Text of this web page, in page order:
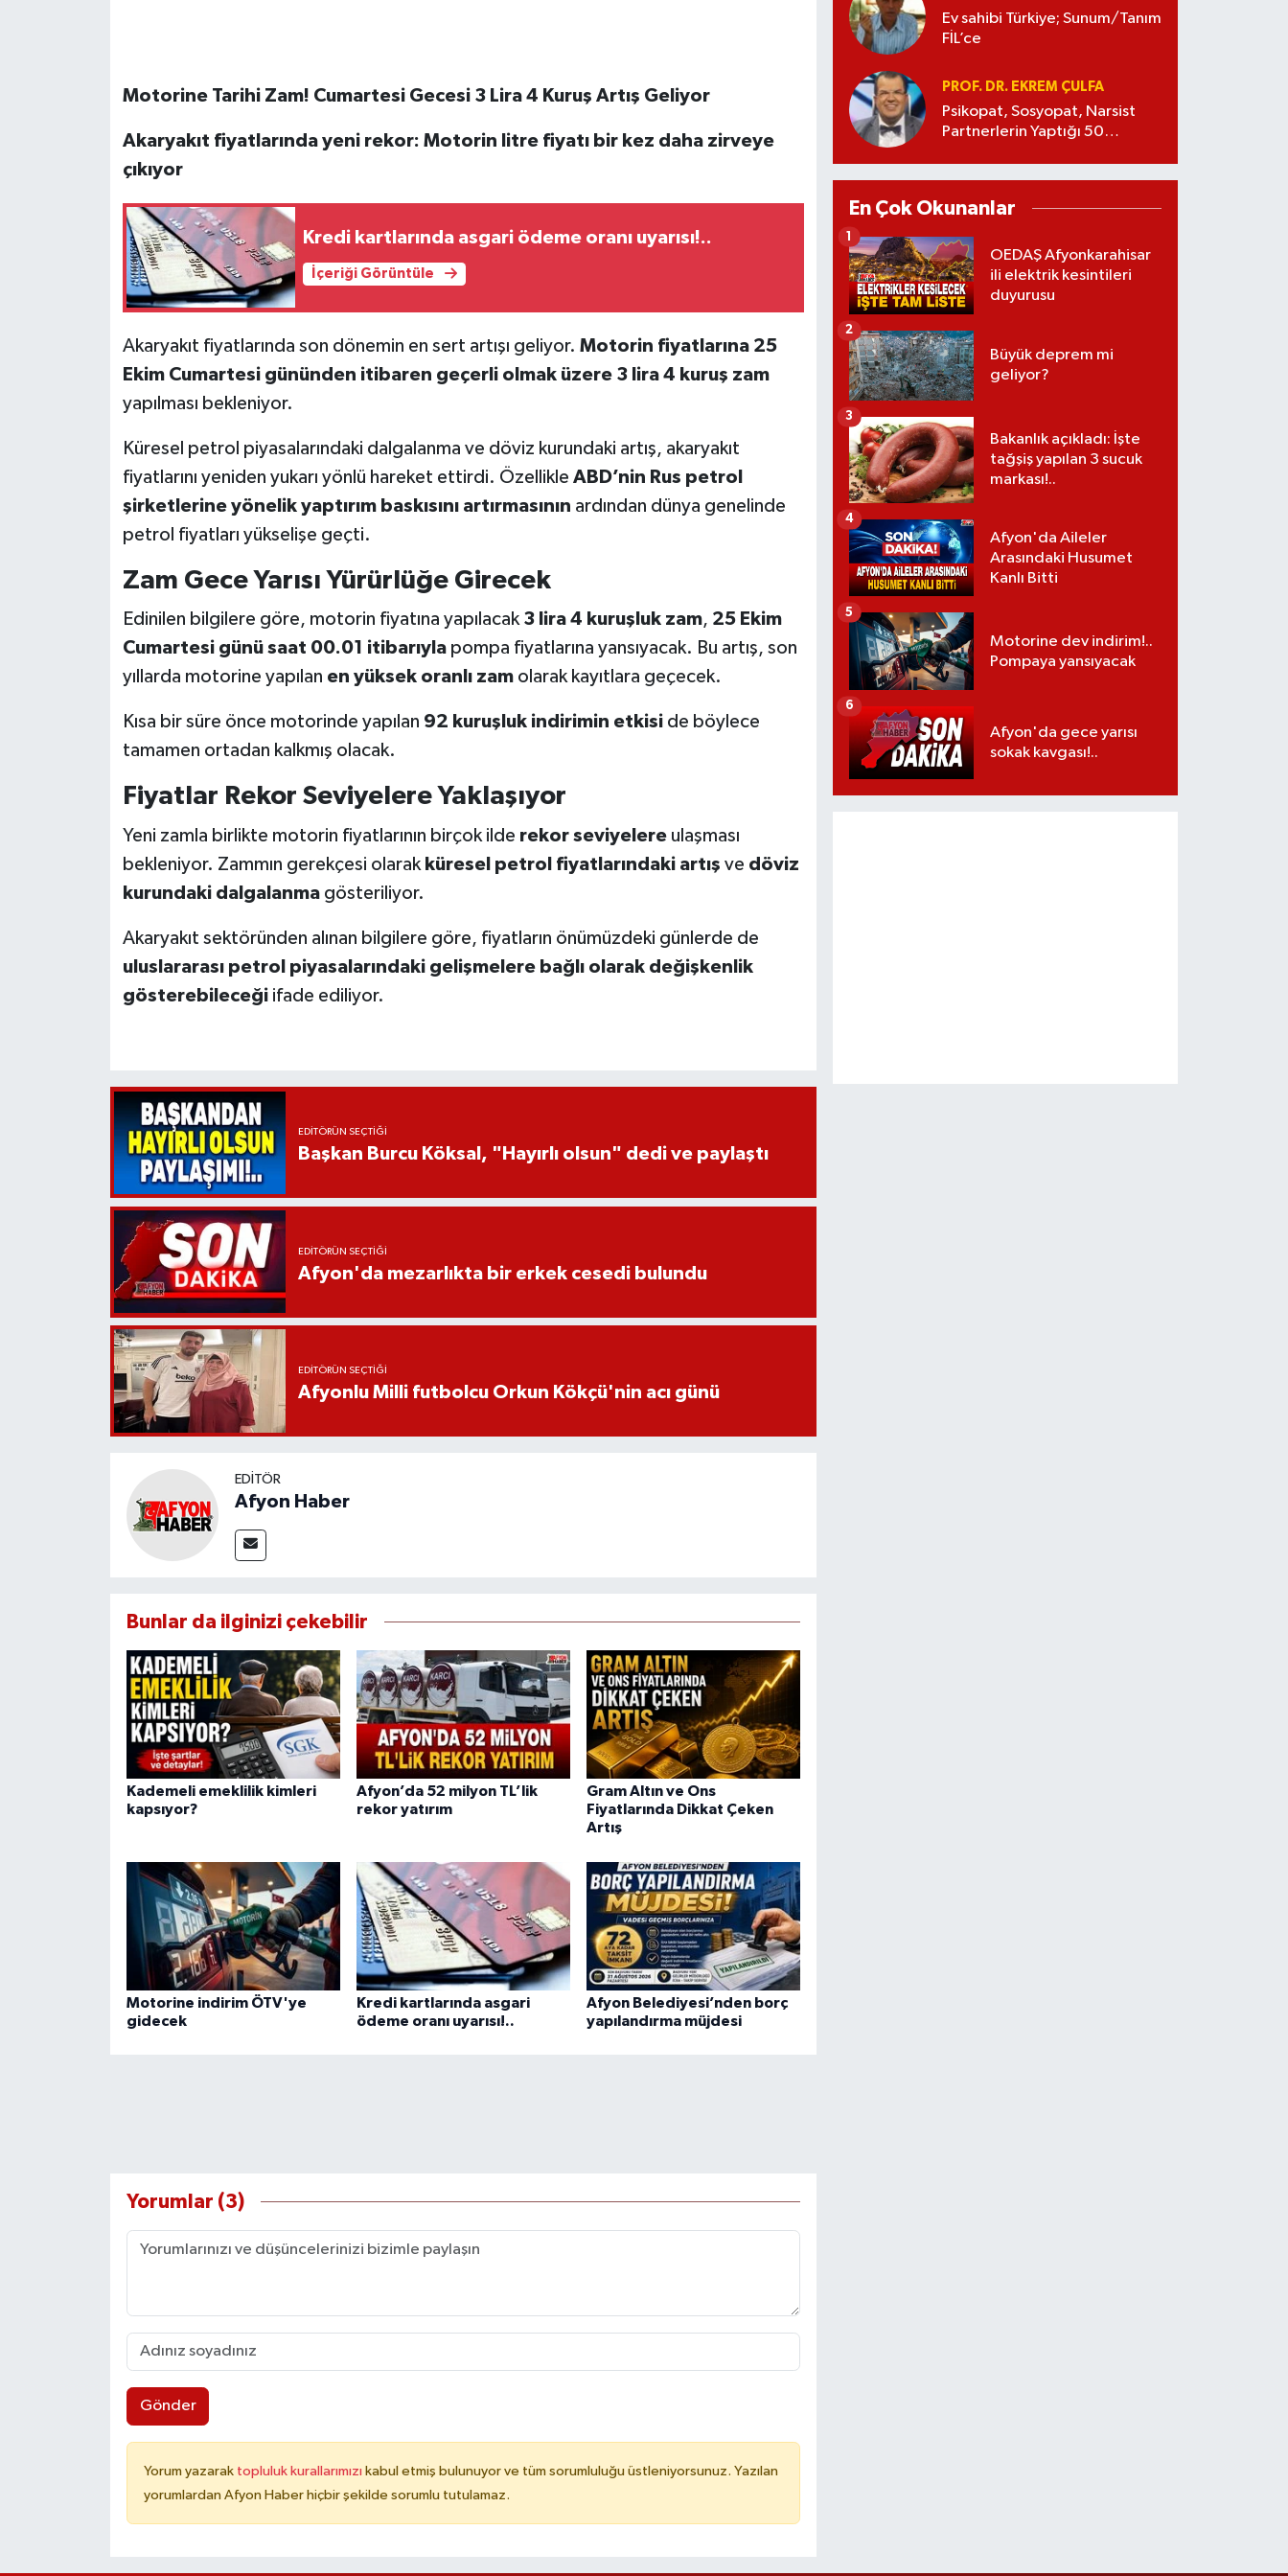
Motorine Tarihi Zam! Cumartesi Gecesi 3 Lira 4 Kuruş Artış Geliyor
Akaryakıt fiyatlarında yeni rekor: Motorin litre fiyatı bir kez daha zirveye
çıkıyor
Kredi kartlarında asgari ödeme oranı uyarısı!..
İçeriği Görüntüle
Akaryakıt fiyatlarında son dönemin en sert artışı geliyor. Motorin fiyatlarına 25
Ekim Cumartesi gününden itibaren geçerli olmak üzere 3 lira 4 kuruş zam
yapılması bekleniyor.
Küresel petrol piyasalarındaki dalgalanma ve döviz kurundaki artış, akaryakıt
fiyatlarını yeniden yukarı yönlü hareket ettirdi. Özellikle ABD’nin Rus petrol
şirketlerine yönelik yaptırım baskısını artırmasının ardından dünya genelinde
petrol fiyatları yükselişe geçti.
Zam Gece Yarısı Yürürlüğe Girecek
Edinilen bilgilere göre, motorin fiyatına yapılacak 3 lira 4 kuruşluk zam, 25 Ekim
Cumartesi günü saat 00.01 itibarıylapompa fiyatlarına yansıyacak. Bu artış, son
yıllarda motorine yapılan en yüksek oranlı zamolarak kayıtlara geçecek.
Kısa bir süre önce motorinde yapılan 92 kuruşluk indirimin etkiside böylece
tamamen ortadan kalkmış olacak.
Fiyatlar Rekor Seviyelere Yaklaşıyor
Yeni zamla birlikte motorin fiyatlarının birçok ilde rekor seviyelereulaşması
bekleniyor. Zammın gerekçesi olarak küresel petrol fiyatlarındaki artış ve döviz
kurundaki dalgalanmagösteriliyor.
Akaryakıt sektöründen alınan bilgilere göre, fiyatların önümüzdeki günlerde de
uluslararası petrol piyasalarındaki gelişmelere bağlı olarak değişkenlik
gösterebileceğiifade ediliyor.
EDITÖRÜN SEÇTIĞI
Başkan Burcu Köksal, "Hayırlı olsun" dedi ve paylaştı
EDITÖRÜN SEÇTIĞI
Afyon'da mezarlıkta bir erkek cesedi bulundu
EDITÖRÜN SEÇTIĞI
Afyonlu Milli futbolcu Orkun Kökçü'nin acı günü
EDITÖR
Afyon Haber
Bunlar da ilginizi çekebilir
Kademeli emeklilik kimleri
kapsıyor?
Afyon’da 52 milyon TL’lik
rekor yatırım
Gram Altın ve Ons
Fiyatlarında Dikkat Çeken
Artış
Motorine indirim ÖTV'ye
gidecek
Kredi kartlarında asgari
ödeme oranı uyarısı!..
Afyon Belediyesi’nden borç
yapılandırma müjdesi
Yorumlar (3)
Gönder
Yorum yazarak topluluk kurallarımızı kabul etmiş bulunuyor ve tüm sorumluluğu üstleniyorsunuz. Yazılan
yorumlardan Afyon Haber hiçbir şekilde sorumlu tutulamaz.
Ev sahibi Türkiye; Sunum/Tanım
FİL’ce
PROF. DR. EKREM ÇULFA
Psikopat, Sosyopat, Narsist
Partnerlerin Yaptığı 50
En Çok Okunanlar
OEDAŞ Afyonkarahisar
ili elektrik kesintileri
duyurusu
1
Büyük deprem mi
geliyor?
2
Bakanlık açıkladı: İşte
tağşiş yapılan 3 sucuk
markası!..
3
Afyon'da Aileler
Arasındaki Husumet
Kanlı Bitti
4
Motorine dev indirim!..
Pompaya yansıyacak
5
Afyon'da gece yarısı
sokak kavgası!..
6